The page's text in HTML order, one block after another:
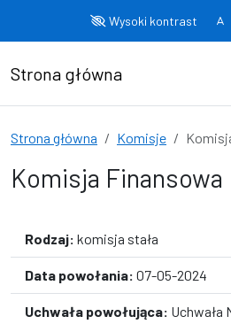
Wysoki kontrast
Strona główna
Strona główna Komisje
Komisja Finansowa
Rodzaj: komisja stała
Data powołania: 07-05-2024
Uchwała powołująca: Uchwała